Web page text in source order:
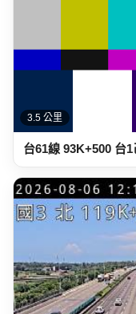
3.7 公里
國道三號 119K+203